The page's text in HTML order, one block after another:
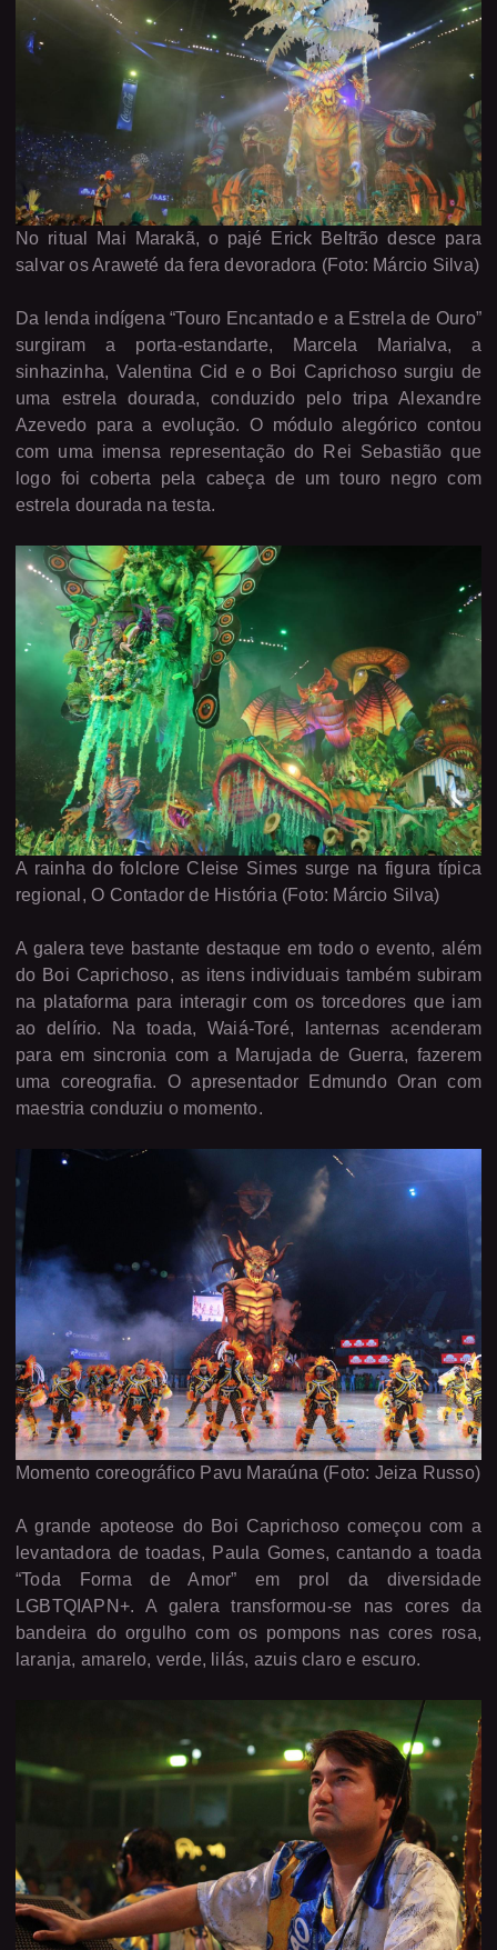
No ritual Mai Marakã, o pajé Erick Beltrão desce para
salvar os Araweté da fera devoradora (Foto: Márcio Silva)
Da lenda indígena “Touro Encantado e a Estrela de Ouro”
surgiram a porta-estandarte, Marcela Marialva, a
sinhazinha, Valentina Cid e o Boi Caprichoso surgiu de
uma estrela dourada, conduzido pelo tripa Alexandre
Azevedo para a evolução. O módulo alegórico contou
com uma imensa representação do Rei Sebastião que
logo foi coberta pela cabeça de um touro negro com
estrela dourada na testa.
A rainha do folclore Cleise Simes surge na figura típica
regional, O Contador de História (Foto: Márcio Silva)
A galera teve bastante destaque em todo o evento, além
do Boi Caprichoso, as itens individuais também subiram
na plataforma para interagir com os torcedores que iam
ao delírio. Na toada, Waiá-Toré, lanternas acenderam
para em sincronia com a Marujada de Guerra, fazerem
uma coreografia. O apresentador Edmundo Oran com
maestria conduziu o momento.
Momento coreográfico Pavu Maraúna (Foto: Jeiza Russo)
A grande apoteose do Boi Caprichoso começou com a
levantadora de toadas, Paula Gomes, cantando a toada
“Toda Forma de Amor” em prol da diversidade
LGBTQIAPN+. A galera transformou-se nas cores da
bandeira do orgulho com os pompons nas cores rosa,
laranja, amarelo, verde, lilás, azuis claro e escuro.